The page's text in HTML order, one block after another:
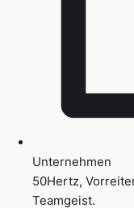
Unternehmen
50Hertz,
Teamgeist.